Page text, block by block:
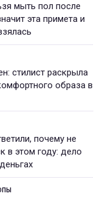
мыть пол после
эта примета и
стилист раскрыла
образа в
почему не
в этом году: дело